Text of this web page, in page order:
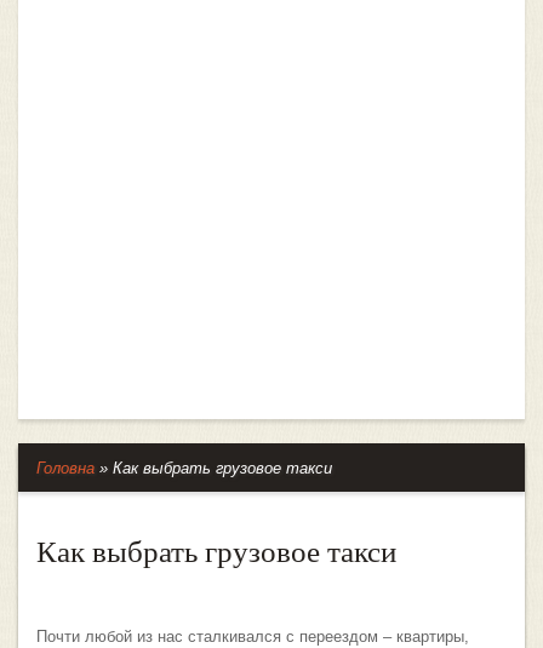
Головна » Как выбрать грузовое такси
Как выбрать грузовое такси
Почти любой из нас сталкивался с переездом – квартиры,